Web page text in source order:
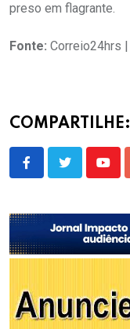
preso em flagrante.
Fonte: Correio24hrs |
COMPARTILHE: